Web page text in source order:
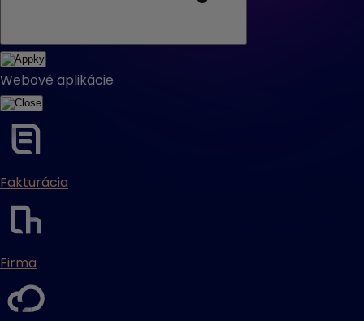
Webové aplikácie
Fakturácia
Firma